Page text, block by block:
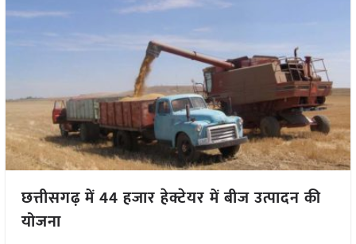
छत्तीसगढ़ में 44 हजार हेक्टेयर में बीज उत्पादन की
योजना